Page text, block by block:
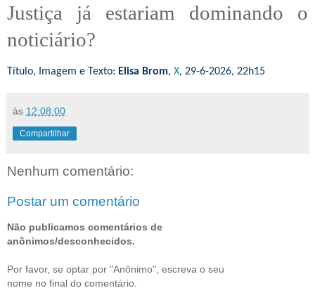
Justiça já estariam dominando o
noticiário?
Título, Imagem e Texto: Elisa Brom, X, 29-6-2026, 22h15
às 12:08:00
Compartilhar
Nenhum comentário:
Postar um comentário
Não publicamos comentários de
anônimos/desconhecidos.
Por favor, se optar por "Anônimo", escreva o seu
nome no final do comentário.